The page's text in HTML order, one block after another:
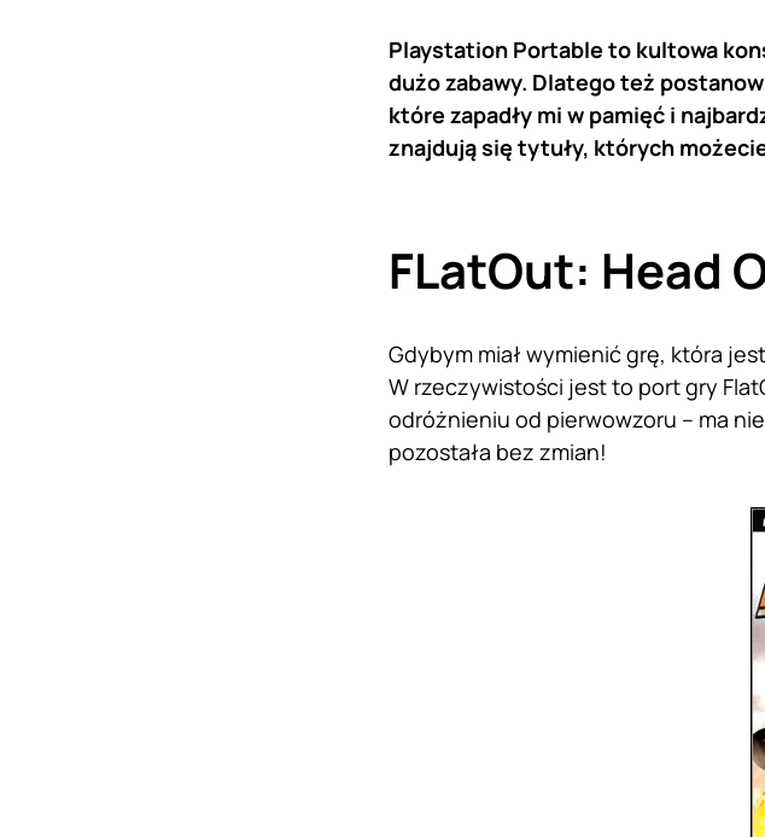
Playstation Portable to kultowa
dużo zabawy. Dlatego też
które zapadły mi w pamięć i
znajdują się tytuły, których
FLatOut: Head
Gdybym miał wymienić grę, która
W rzeczywistości jest to port gry
odróżnieniu od pierwowzoru – ma
pozostała bez zmian!